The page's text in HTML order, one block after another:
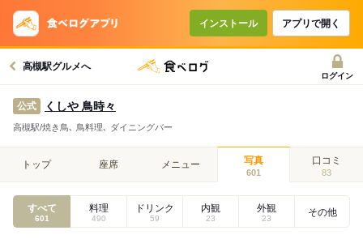
インストール アプリで開く
高槻駅グルメへ
ログイン
公式 くしや 鳥時々
高槻駅/焼き鳥､ 鳥料理､ ダイニングバー
トップ 座席 メニュー 写真
601
口コミ
83
すべて
601
料理
490
ドリンク
59
内観
23
外観
23
その他